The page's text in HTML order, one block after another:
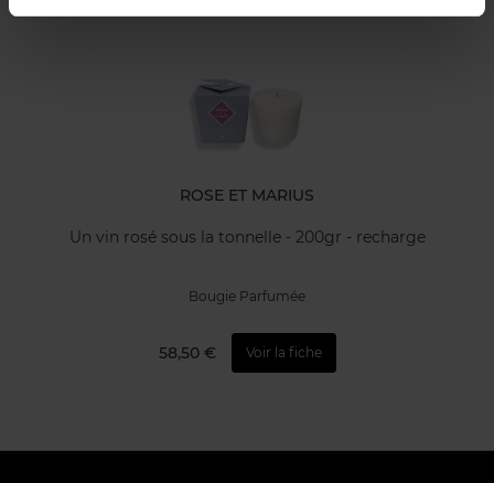
ROSE ET MARIUS
Un vin rosé sous la tonnelle - 200gr - recharge
Bougie Parfumée
58,50 € Voir la fiche